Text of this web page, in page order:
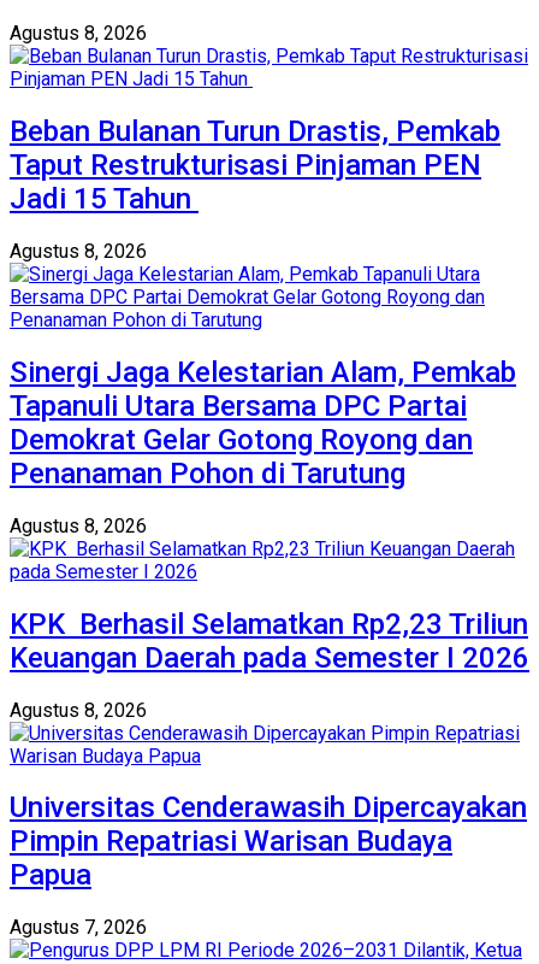
Agustus 8, 2026
Beban Bulanan Turun Drastis, Pemkab
Taput Restrukturisasi Pinjaman PEN
Jadi 15 Tahun‎ ‎
Agustus 8, 2026
Sinergi Jaga Kelestarian Alam, Pemkab
Tapanuli Utara Bersama DPC Partai
Demokrat Gelar Gotong Royong dan
Penanaman Pohon di Tarutung
Agustus 8, 2026
KPK Berhasil Selamatkan Rp2,23 Triliun
Keuangan Daerah pada Semester I 2026
Agustus 8, 2026
Universitas Cenderawasih Dipercayakan
Pimpin Repatriasi Warisan Budaya
Papua
Agustus 7, 2026